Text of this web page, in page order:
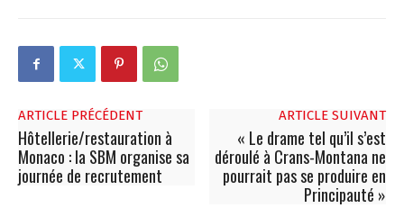
ARTICLE PRÉCÉDENT
Hôtellerie/restauration à
Monaco : la SBM organise sa
journée de recrutement
ARTICLE SUIVANT
« Le drame tel qu’il s’est
déroulé à Crans-Montana ne
pourrait pas se produire en
Principauté »